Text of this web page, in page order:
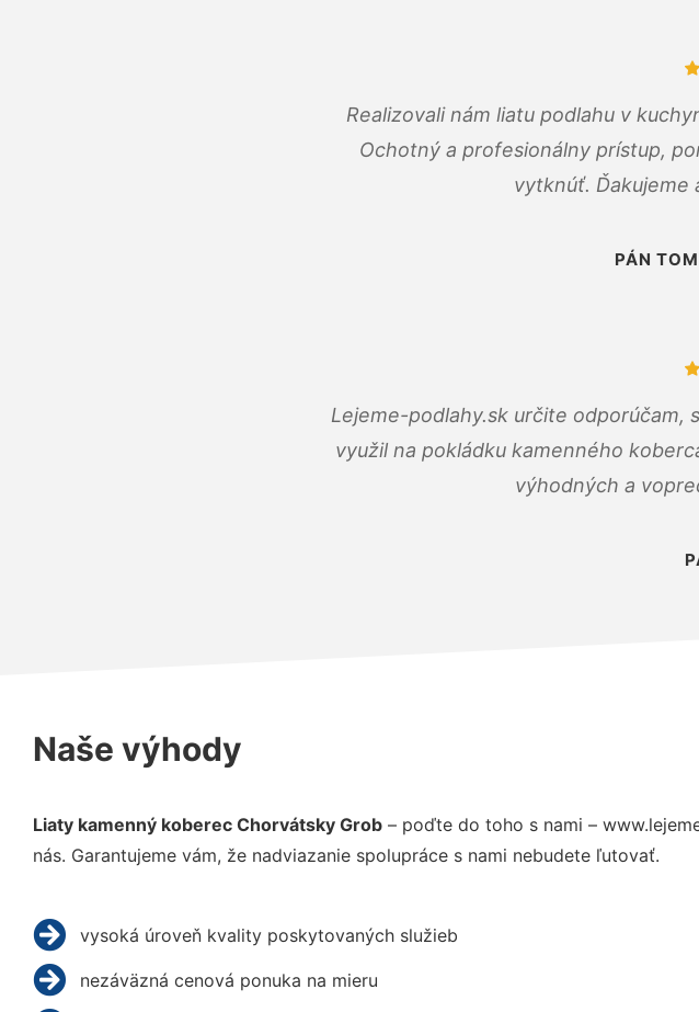
Realizovali nám liatu podlahu v
Ochotný a profesionálny prístup,
vytknúť. Ďakujeme
PÁN
Lejeme-podlahy.sk určite odporúčam,
využil na pokládku kamenného
výhodných a
Naše výhody
Liaty kamenný koberec Chorvátsky Grob – poďte do toho s nami –
nás. Garantujeme vám, že nadviazanie spolupráce s nami nebudete ľutovať.
vysoká úroveň kvality poskytovaných služieb
nezáväzná cenová ponuka na mieru